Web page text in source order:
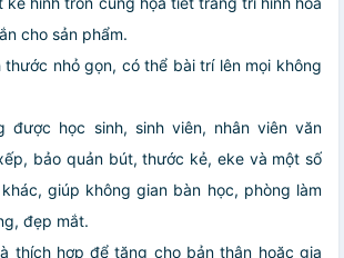
cho sản phẩm.
thước nhỏ gọn, có thể bài trí lên mọi không
được học sinh, sinh viên, nhân viên văn
bảo quản bút, thước kẻ, eke và một số
giúp không gian bàn học, phòng làm
đẹp mắt.
thích hợp để tặng cho bản thân hoặc gia